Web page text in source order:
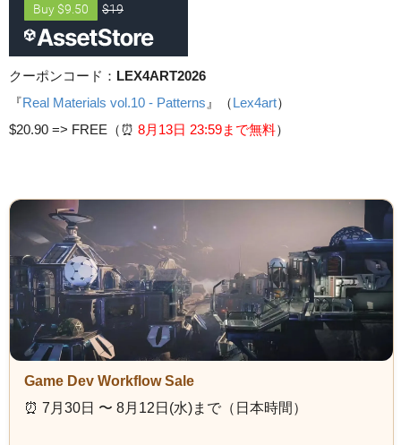
クーポンコード： LEX4ART2026
『Real Materials vol.10 - Patterns 』（Lex4art）
$20.90 => FREE（⏰️ 8月13日 23:59まで無料）
Game Dev Workflow Sale
⏰️ 7月30日 〜 8月12日(水)まで（日本時間）